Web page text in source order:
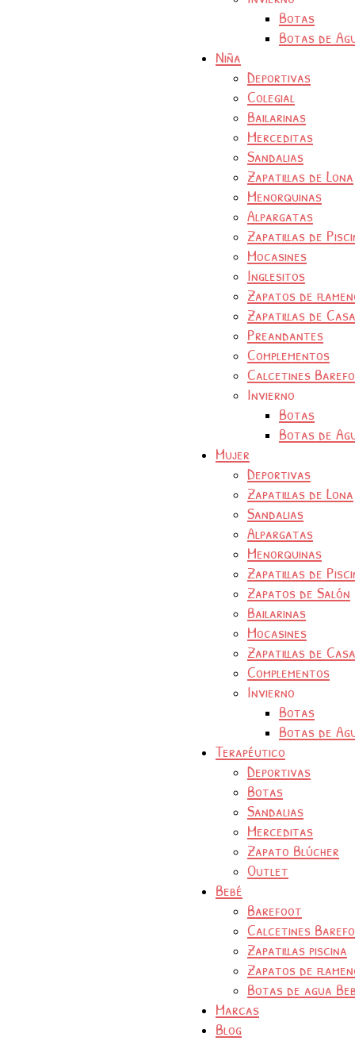
Botas
Botas de
Niña
Deportivas
Colegial
Bailarinas
Merceditas
Sandalias
Zapatillas de Lona
Menorquinas
Alpargatas
Zapatillas de
Mocasines
Inglesitos
Zapatos de
Zapatillas de Casa
Preandantes
Complementos
Calcetines
Invierno
Botas
Botas de
Mujer
Deportivas
Zapatillas de Lona
Sandalias
Alpargatas
Menorquinas
Zapatillas de
Zapatos de Salón
Bailarinas
Mocasines
Zapatillas de Casa
Complementos
Invierno
Botas
Botas de
Terapéutico
Deportivas
Botas
Sandalias
Merceditas
Zapato Blúcher
Outlet
Bebé
Barefoot
Calcetines
Zapatillas piscina
Zapatos de
Botas de agua
Marcas
Blog